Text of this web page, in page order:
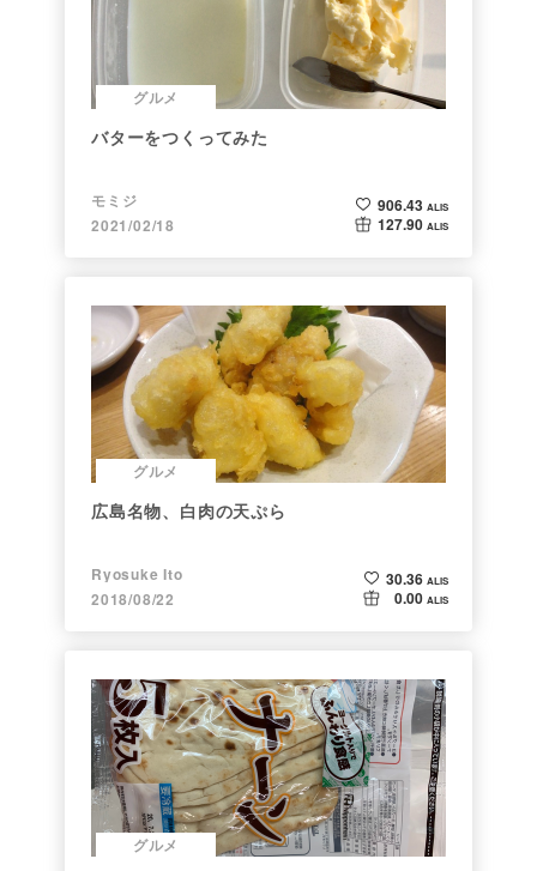
グルメ
バターをつくってみた
モミジ
2021/02/18
906.43 ALIS
127.90 ALIS
グルメ
広島名物、白肉の天ぷら
Ryosuke Ito
2018/08/22
30.36 ALIS
0.00 ALIS
グルメ